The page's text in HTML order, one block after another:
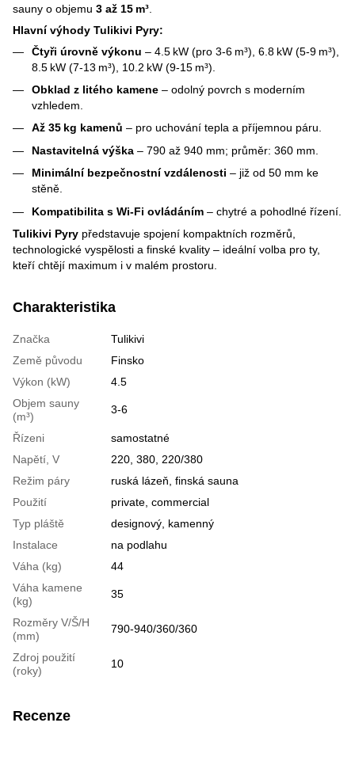
sauny o objemu 3 až 15 m³
Hlavní výhody Tulikivi Pyry:
Čtyři úrovně výkonu – 4.5 kW (pro 3-6 m³), 6.8 kW (5-9 m³),
8.5 kW (7-13 m³), 10.2 kW (9-15 m³).
Obklad z litého kamene – odolný povrch s moderním
vzhledem.
Až 35 kg kamenů – pro uchování tepla a příjemnou páru.
Nastavitelná výška – 790 až 940 mm; průměr: 360 mm.
Minimální bezpečnostní vzdálenosti – již od 50 mm ke
stěně.
Kompatibilita s Wi‑Fi ovládáním – chytré a pohodlné řízení.
Tulikivi Pyry představuje spojení kompaktních rozměrů,
technologické vyspělosti a finské kvality – ideální volba pro ty,
kteří chtějí maximum i v malém prostoru.
Charakteristika
Značka
Tulikivi
Země původu
Finsko
Výkon (kW)
4.5
Objem sauny
(m³)
3-6
Řízeni
samostatné
Napětí, V
220, 380, 220/380
Režim páry
ruská lázeň, finská sauna
Použití
private, commercial
Typ pláště
designový, kamenný
Instalace
na podlahu
Váha (kg)
44
Váha kamene
(kg)
35
Rozměry V/Š/H
(mm)
790-940/360/360
Zdroj použití
(roky)
10
Recenze